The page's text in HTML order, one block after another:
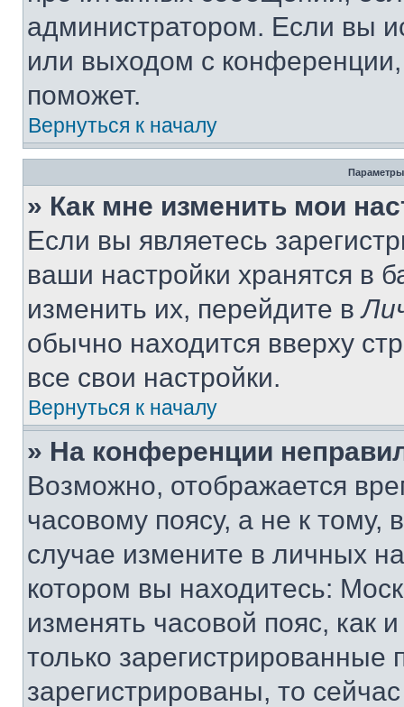
администратором. Если вы
или выходом с
поможет.
Вернуться к началу
Параметры
» Как мне изменить мои
Если вы являетесь
ваши настройки хранятся в
изменить их, перейдите в
обычно находится вверху
все свои настройки.
Вернуться к началу
» На конференции
Возможно, отображается
часовому поясу, а не к тому,
случае измените в личных
котором вы находитесь:
изменять часовой пояс, как
только
зарегистрированы, то